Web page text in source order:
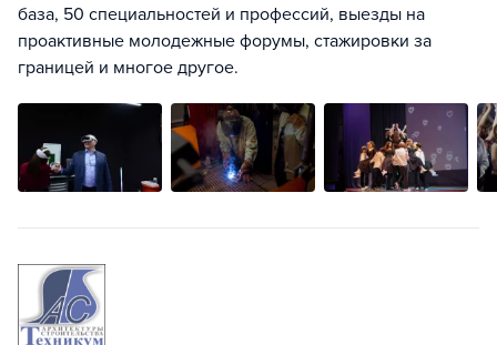
база, 50 специальностей и профессий, выезды на
проактивные молодежные форумы, стажировки за
границей и многое другое.